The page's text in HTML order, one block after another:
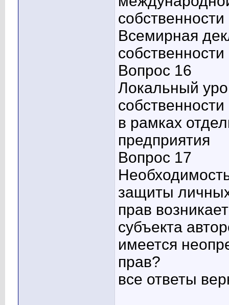
собственности
Всемирная
собственности
Вопрос 16
Локальный
в рамках
предприятия
Вопрос 17
защиты
прав
субъекта
имеется
прав?
все ответы